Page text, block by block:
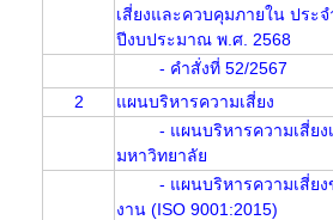
เสี่ยงและควบคุมภายใน ประจ
ปีงบประมาณ พ.ศ. 2568
- คำสั่งที่ 52/2567
2
แผนบริหารความเสี่ยง
- แผนบริหารความเสี่ยง
มหาวิทยาลัย
- แผนบริหารความเสี่ยง
งาน (ISO 9001:2015)